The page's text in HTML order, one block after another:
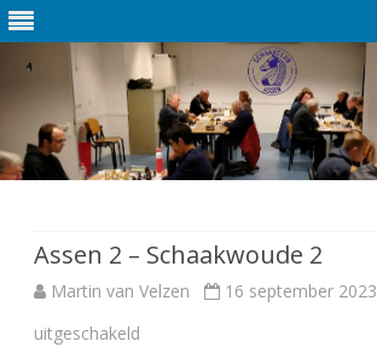
de
inhoud
Assen 2 – Schaakwoude 2
Martin van Velzen 16 september 2023
uitgeschakeld